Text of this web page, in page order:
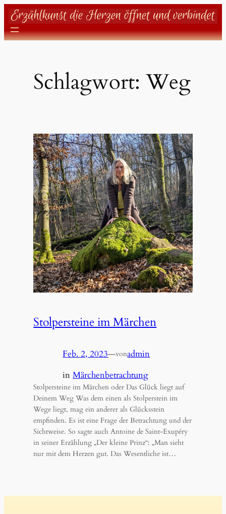
Zum
Inhalt
springen
Schlagwort:Weg
Stolpersteine im Märchen
Feb. 2, 2023—vonadmin
inMärchenbetrachtung
Stolpersteine im Märchen oder Das Glück liegt auf
Deinem Weg Was dem einen als Stolperstein im
Wege liegt, mag ein anderer als Glücksstein
empfinden. Es ist eine Frage der Betrachtung und der
Sichtweise. So sagte auch Antoine de Saint-Exupéry
in seiner Erzählung „Der kleine Prinz“: „Man sieht
nur mit dem Herzen gut. Das Wesentliche ist…